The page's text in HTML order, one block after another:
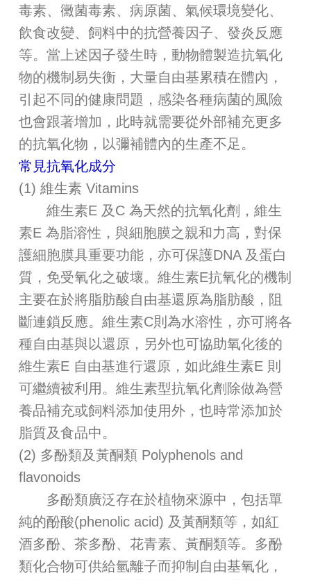
毒素、黴菌毒素、病原菌、氣候環境變化、
飲食改變、飼料中的抗營養因子、發炎反應
等。當上述因子發生時，動物體製造抗氧化
物的機制易失衡，大量自由基累積在體內，
引起不同的健康問題，感染各種病菌的風險
也會跟著增加，此時就需要從外部補充更多
的抗氧化物，以彌補體內的生產不足。
常見抗氧化成分
(1) 維生素 Vitamins
維生素E 及C 為天然的抗氧化劑，維生
素E 為脂溶性，與細胞膜之親和力高，對保
護細胞膜具重要功能，亦可保護DNA 及蛋白
質，免受氧化之破壞。維生素E抗氧化的機制
主要在於將脂肪酸自由基還原為脂肪酸，阻
斷連鎖反應。維生素C則為水溶性，亦可將各
種自由基與以還原，另外也可協助氧化後的
維生素E 自由基進行還原，如此維生素E 則
可繼續被利用。維生素型抗氧化劑除做為營
養品補充或飼料添加使用外，也時常添加於
脂質及食品中。
(2) 多酚類及黃酮類 Polyphenols and
flavonoids
多酚類廣泛存在於植物來源中，包括單
純的酚酸(phenolic acid) 及黃酮類等，如紅
酒多酚、茶多酚、花青素、黃酮類等。多酚
類化合物可供給氫離子而抑制自由基氧化，